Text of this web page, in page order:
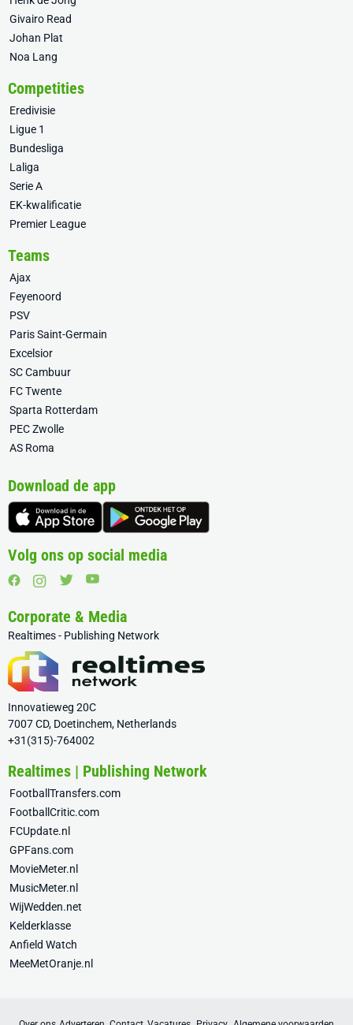
Givairo Read
Johan Plat
Noa Lang
Competities
Eredivisie
Ligue 1
Bundesliga
Laliga
Serie A
EK-kwalificatie
Premier League
Teams
Ajax
Feyenoord
PSV
Paris Saint-Germain
Excelsior
SC Cambuur
FC Twente
Sparta Rotterdam
PEC Zwolle
AS Roma
Download de app
Volg ons op social media
Corporate & Media
Realtimes - Publishing Network
Innovatieweg 20C
7007 CD, Doetinchem, Netherlands
+31(315)-764002
Realtimes | Publishing Network
FootballTransfers.com
FootballCritic.com
FCUpdate.nl
GPFans.com
MovieMeter.nl
MusicMeter.nl
WijWedden.net
Kelderklasse
Anfield Watch
MeeMetOranje.nl